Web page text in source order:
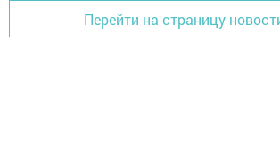
Перейти на страницу